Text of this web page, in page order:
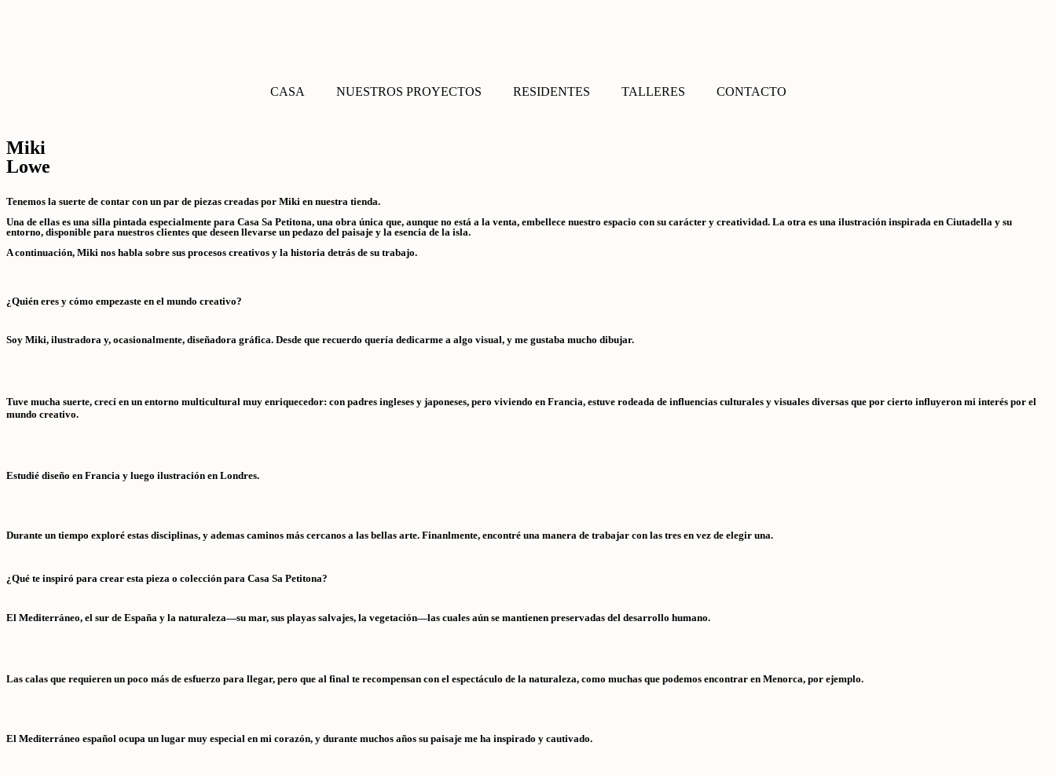
CASA NUESTROS PROYECTOS RESIDENTES TALLERES CONTACTO
Miki
Lowe
Tenemos la suerte de contar con un par de piezas creadas por Miki en nuestra tienda.
Una de ellas es una silla pintada especialmente para Casa Sa Petitona, una obra única que, aunque no está a la venta, embellece nuestro espacio con su carácter y creatividad. La otra es una ilustración inspirada en Ciutadella y su
entorno, disponible para nuestros clientes que deseen llevarse un pedazo del paisaje y la esencia de la isla.
A continuación, Miki nos habla sobre sus procesos creativos y la historia detrás de su trabajo.
¿Quién eres y cómo empezaste en el mundo creativo?
Soy Miki, ilustradora y, ocasionalmente, diseñadora gráfica. Desde que recuerdo quería dedicarme a algo visual, y me gustaba mucho dibujar.
Tuve mucha suerte, crecí en un entorno multicultural muy enriquecedor: con padres ingleses y japoneses, pero viviendo en Francia, estuve rodeada de influencias culturales y visuales diversas que por cierto influyeron mi interés por el
mundo creativo.
Estudié diseño en Francia y luego ilustración en Londres.
Durante un tiempo exploré estas disciplinas, y ademas caminos más cercanos a las bellas arte. Finanlmente, encontré una manera de trabajar con las tres en vez de elegir una.
¿Qué te inspiró para crear esta pieza o colección para Casa Sa Petitona?
El Mediterráneo, el sur de España y la naturaleza—su mar, sus playas salvajes, la vegetación—las cuales aún se mantienen preservadas del desarrollo humano.
Las calas que requieren un poco más de esfuerzo para llegar, pero que al final te recompensan con el espectáculo de la naturaleza, como muchas que podemos encontrar en Menorca, por ejemplo.
El Mediterráneo español ocupa un lugar muy especial en mi corazón, y durante muchos años su paisaje me ha inspirado y cautivado.